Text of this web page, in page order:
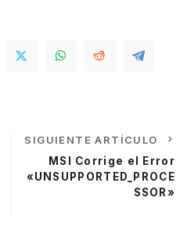
SIGUIENTE ARTÍCULO
MSI Corrige el Error
«UNSUPPORTED_PROCE
SSOR»